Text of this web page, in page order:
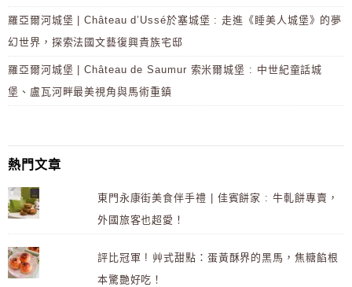
羅亞爾河城堡 | Château d’Ussé於塞城堡 : 走進《睡美人城堡》的夢
幻世界，探索法國文藝復興貴族宅邸
羅亞爾河城堡 | Château de Saumur 索米爾城堡 : 中世紀童話城
堡、盧瓦河畔最美視角與馬術重鎮
熱門文章
東門永康街美食伴手禮 | 佳賓餅家 : 牛軋餅專賣，
外國旅客也超愛！
評比冠軍 ! 艸式甜點：蛋黃酥界的黑馬，焦糖餡根
本驚艷好吃！